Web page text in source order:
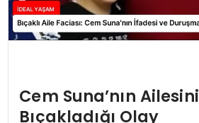
Cem Suna’nın Ailesini
Bıçakladığı Olay